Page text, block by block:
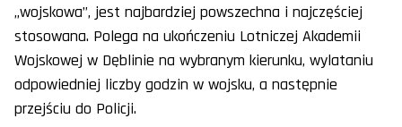
„wojskowa”, jest najbardziej powszechna i najczęściej
stosowana. Polega na ukończeniu Lotniczej Akademii
Wojskowej w Dęblinie na wybranym kierunku, wylataniu
odpowiedniej liczby godzin w wojsku, a następnie
przejściu do Policji.